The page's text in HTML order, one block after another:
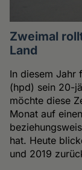
Zweimal
Land
In diesem Jahr
(hpd) sein 20-
möchte diese
Monat auf
hat. Heute
und 2019